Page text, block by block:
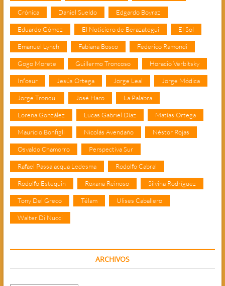
Crónica Daniel Sueldo Edgardo Boyraz
Eduardo Gómez El Noticiero de Berazategui El Sol
Emanuel Lynch Fabiana Bosco Federico Ramondi
Gogo Morete Guillermo Troncoso Horacio Verbitsky
Infosur Jesús Ortega Jorge Leal Jorge Módica
Jorge Tronqui José Haro La Palabra
Lorena González Lucas Gabriel Díaz Matías Ortega
Mauricio Bonfigli Nicolás Avendaño Néstor Rojas
Osvaldo Chamorro Perspectiva Sur
Rafael Passalacqua Ledesma Rodolfo Cabral
Rodolfo Estequin Roxana Reinoso Silvina Rodríguez
Tony Del Greco Télam Ulises Caballero
Walter Di Nucci
ARCHIVOS